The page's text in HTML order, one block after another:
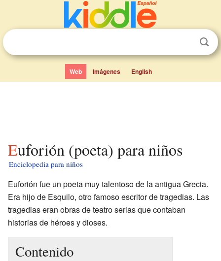
Web Imágenes English
Euforión (poeta) para niños
Enciclopedia para niños
Euforión fue un poeta muy talentoso de la antigua Grecia.
Era hijo de Esquilo, otro famoso escritor de tragedias. Las
tragedias eran obras de teatro serias que contaban
historias de héroes y dioses.
Contenido